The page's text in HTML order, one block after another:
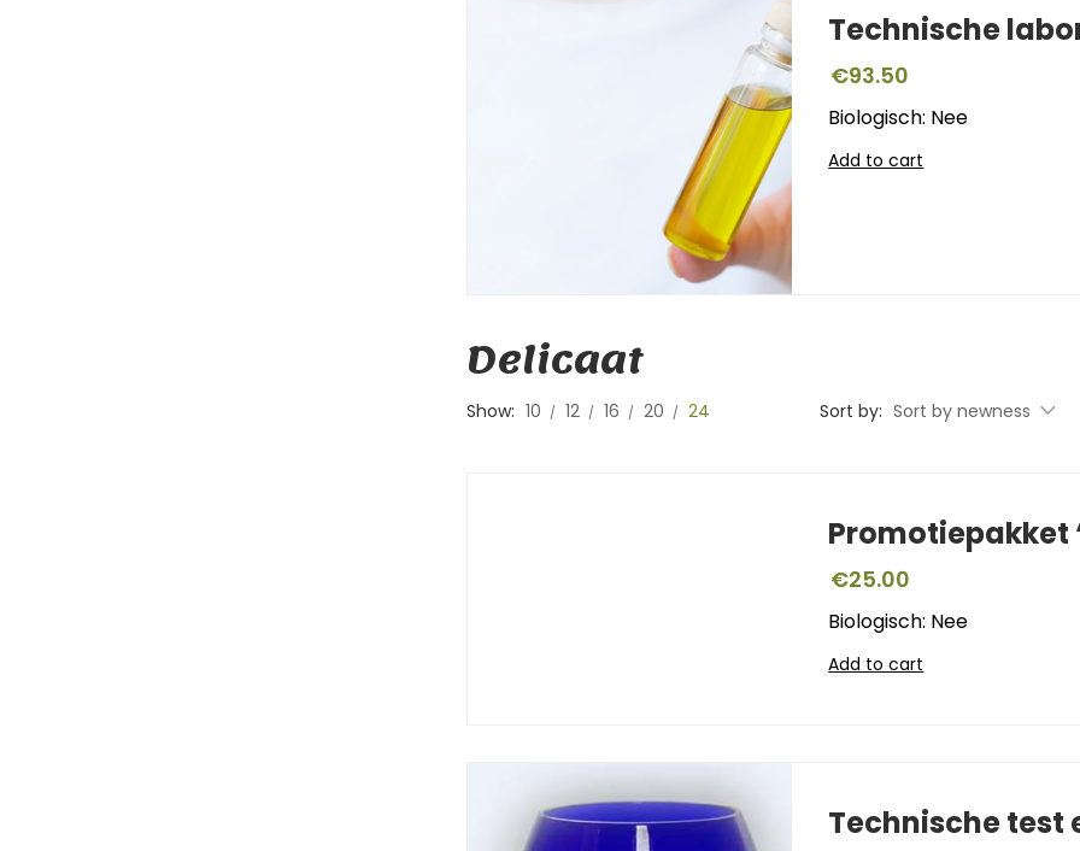
Technische
€93.50
Biologisch: Nee
Add to cart
Delicaat
Show: 10 12 16 20 24 Sort by: Sort by newness
Promotiepakket
€25.00
Biologisch: Nee
Add to cart
Technische test